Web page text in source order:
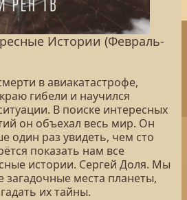
Истории (Февраль-
в авиакатастрофе,
гибели и научился
В поиске интересных
он объехал весь мир. Он
один раз увидеть, чем сто
показать нам все
истории. Сергей Доля. Мы
загадочные места планеты,
их тайны.